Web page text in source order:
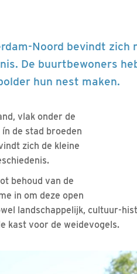
Noord bevindt zich
De buurtbewoners
hun nest maken.
vlak onder de
de stad broeden
zich de kleine
behoud van de
in om deze open
landschappelijk, cultuur-
kast voor de weidevogels.